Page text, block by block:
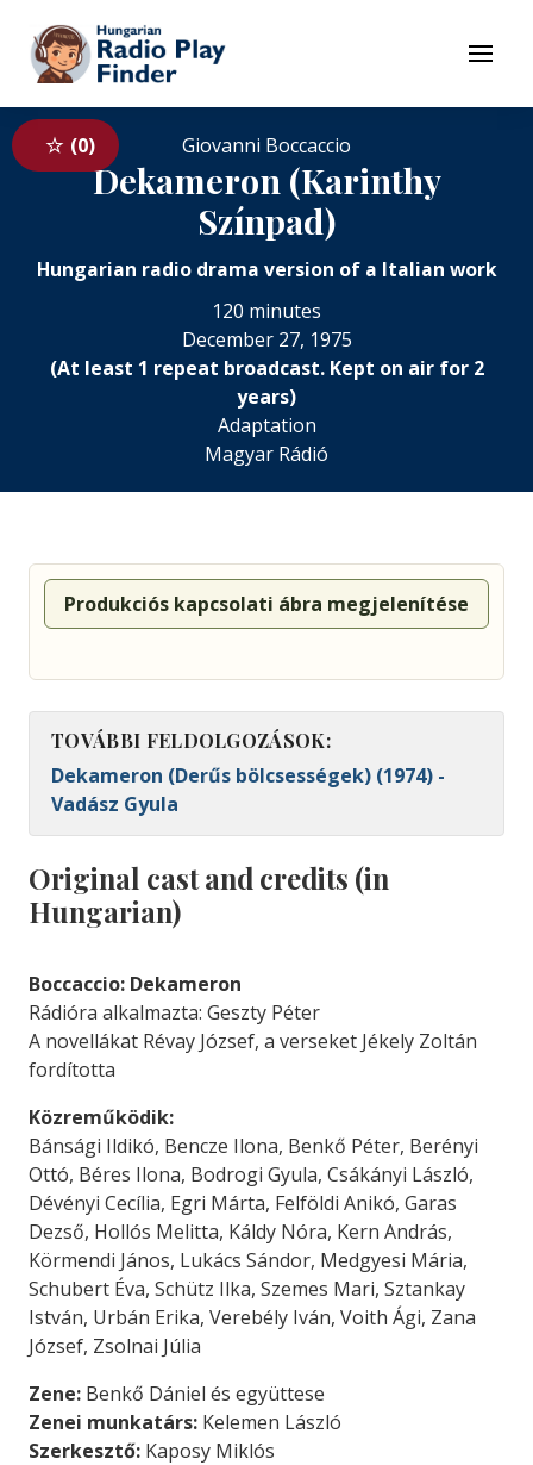
To contents
Menu
0 Giovanni Boccaccio
Dekameron (Karinthy
Színpad)
Hungarian radio drama version of a Italian work
120 minutes
December 27, 1975
(At least 1 repeat broadcast. Kept on air for 2
years)
Adaptation
Magyar Rádió
Produkciós kapcsolati ábra megjelenítése
TOVÁBBI FELDOLGOZÁSOK:
Dekameron (Derűs bölcsességek) (1974) -
Vadász Gyula
Original cast and credits (in
Hungarian)
Boccaccio: Dekameron
Rádióra alkalmazta: Geszty Péter
A novellákat Révay József, a verseket Jékely Zoltán
fordította
Közreműködik:
Bánsági Ildikó, Bencze Ilona, Benkő Péter, Berényi
Ottó, Béres Ilona, Bodrogi Gyula, Csákányi László,
Dévényi Cecília, Egri Márta, Felföldi Anikó, Garas
Dezső, Hollós Melitta, Káldy Nóra, Kern András,
Körmendi János, Lukács Sándor, Medgyesi Mária,
Schubert Éva, Schütz Ilka, Szemes Mari, Sztankay
István, Urbán Erika, Verebély Iván, Voith Ági, Zana
József, Zsolnai Júlia
Zene: Benkő Dániel és együttese
Zenei munkatárs: Kelemen László
Szerkesztő: Kaposy Miklós